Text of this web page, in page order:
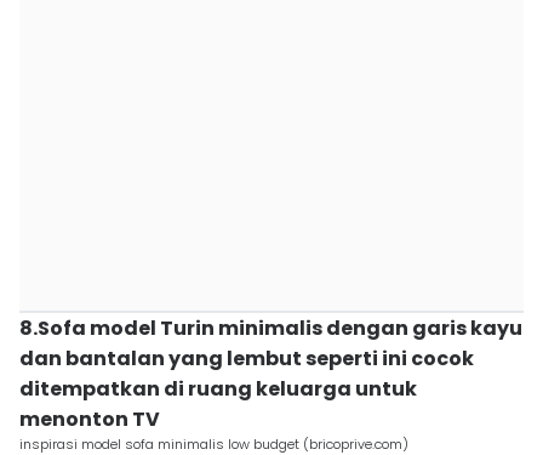
8.Sofa model Turin minimalis dengan garis kayu
dan bantalan yang lembut seperti ini cocok
ditempatkan di ruang keluarga untuk
menonton TV
inspirasi model sofa minimalis low budget (bricoprive.com)